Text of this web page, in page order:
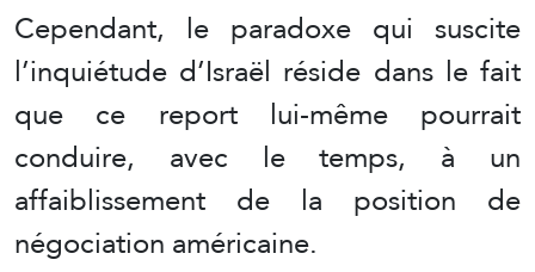
Cependant, le paradoxe qui suscite
l’inquiétude d’Israël réside dans le fait
que ce report lui-même pourrait
conduire, avec le temps, à un
affaiblissement de la position de
négociation américaine.